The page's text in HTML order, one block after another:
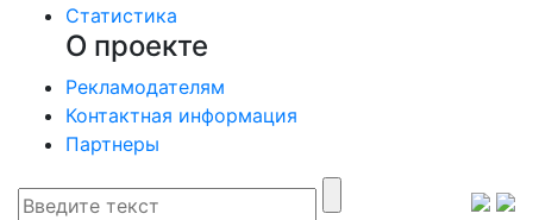
Статистика
О проекте
Рекламодателям
Контактная информация
Партнеры